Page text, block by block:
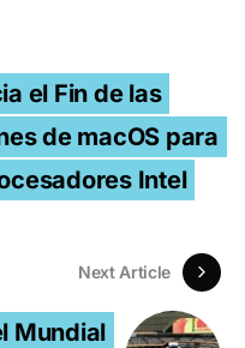
el Fin de las
de macOS para
Intel
Next Article
Mundial